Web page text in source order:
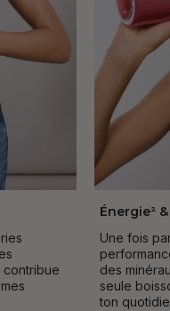
contribue
Énergie²
Une fois
des
seule
ton